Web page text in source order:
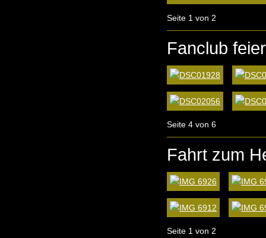
Seite 1 von 2
Fanclub
Seite 4 von 6
Fahrt zum
Seite 1 von 2